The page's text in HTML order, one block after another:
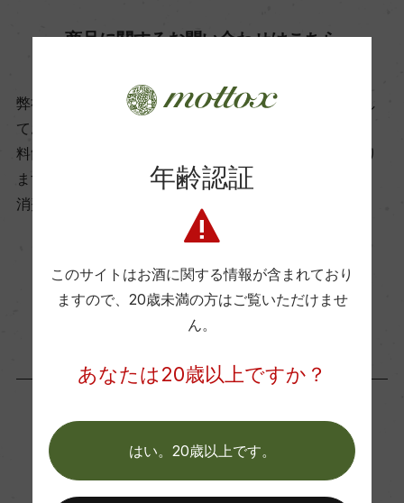
ー
コンクール入賞歴
海外ワイン専門誌評価歴
国内ワイン専門誌評価歴
商品に関するお問い合わせはこちら
弊社は、酒類販売業免許をお持ちの販売店様とお取引し
ております。
料飲店様には帳合酒販店様を通して商品を提供しており
ます。
消費者様には酒販店様の紹介をしております
お取り寄せ可能店一覧はこちら
「生産者」が同じ商品
年齢認証
このサイトはお酒に関する情報が含まれており
ますので、 20歳未満の方はご覧いただけませ
ん。
あなたは20歳以上ですか？
はい。20歳以上です。